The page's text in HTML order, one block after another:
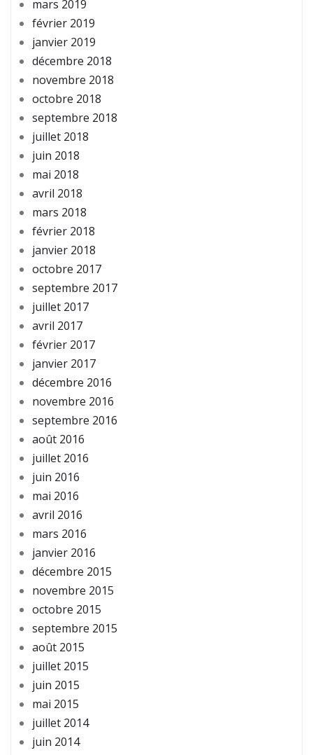
mars 2019
février 2019
janvier 2019
décembre 2018
novembre 2018
octobre 2018
septembre 2018
juillet 2018
juin 2018
mai 2018
avril 2018
mars 2018
février 2018
janvier 2018
octobre 2017
septembre 2017
juillet 2017
avril 2017
février 2017
janvier 2017
décembre 2016
novembre 2016
septembre 2016
août 2016
juillet 2016
juin 2016
mai 2016
avril 2016
mars 2016
janvier 2016
décembre 2015
novembre 2015
octobre 2015
septembre 2015
août 2015
juillet 2015
juin 2015
mai 2015
juillet 2014
juin 2014